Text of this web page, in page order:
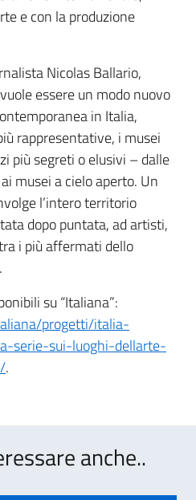
e con la produzione
Nicolas Ballario,
vuole essere un modo nuovo
in Italia,
rappresentative, i musei
più segreti o elusivi – dalle
musei a cielo aperto. Un
l’intero territorio
dopo puntata, ad artisti,
i più affermati dello
su “Italiana”:
progetti/italia-
serie-sui-luoghi-dellarte-
.
anche..